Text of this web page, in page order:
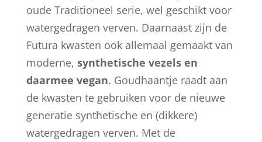
oude Traditioneel serie, wel geschikt voor
watergedragen verven. Daarnaast zijn de
Futura kwasten ook allemaal gemaakt van
moderne, synthetische vezels en
daarmee vegan. Goudhaantje raadt aan
de kwasten te gebruiken voor de nieuwe
generatie synthetische en (dikkere)
watergedragen verven. Met de